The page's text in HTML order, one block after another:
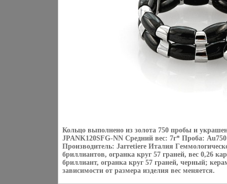
Кольцо выполнено из золота 750 пробы и
JPANK120SFG-NN Средний вес: 7г* Проба:
Производитель: Jarretiere Италия
бриллиантов, огранка круг 57 граней, вес 0,26
бриллиант, огранка круг 57 граней, черный;
зависимости от размера изделия вес меняется.